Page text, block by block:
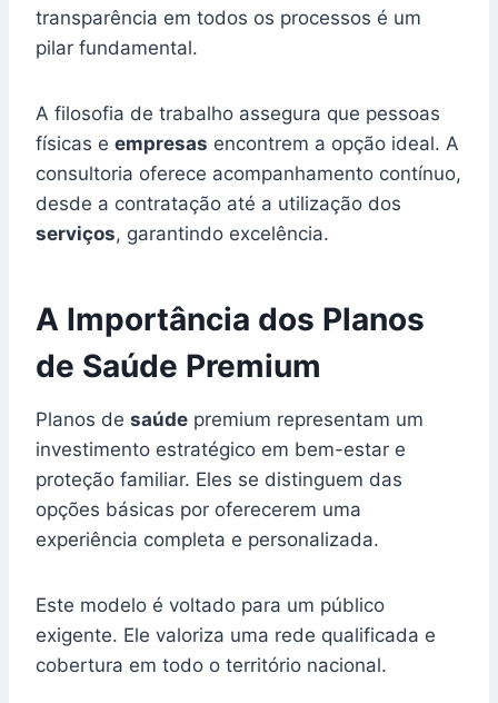
transparência em todos os processos é um
pilar fundamental.
A filosofia de trabalho assegura que pessoas
físicas e empresas encontrem a opção ideal. A
consultoria oferece acompanhamento contínuo,
desde a contratação até a utilização dos
serviços, garantindo excelência.
A Importância dos Planos
de Saúde Premium
Planos de saúde premium representam um
investimento estratégico em bem-estar e
proteção familiar. Eles se distinguem das
opções básicas por oferecerem uma
experiência completa e personalizada.
Este modelo é voltado para um público
exigente. Ele valoriza uma rede qualificada e
cobertura em todo o território nacional.